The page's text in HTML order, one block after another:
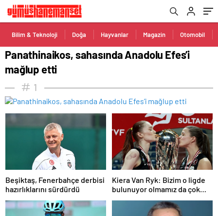
Bilim & Teknoloji Doğa Hayvanlar Magazin Otomobil
Panathinaikos, sahasında Anadolu Efes’i
mağlup etti
1
Beşiktaş, Fenerbahçe derbisi
hazırlıklarını sürdürdü
Kiera Van Ryk: Bizim o ligde
bulunuyor olmamız da çok
büyük bir başarı